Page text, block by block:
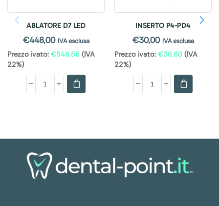
ABLATORE D7 LED
€448,00 IVA esclusa
Prezzo ivato: €546,56 (IVA
22%)
INSERTO P4-PD4
€30,00 IVA esclusa
Prezzo ivato: €36,60 (IVA
22%)